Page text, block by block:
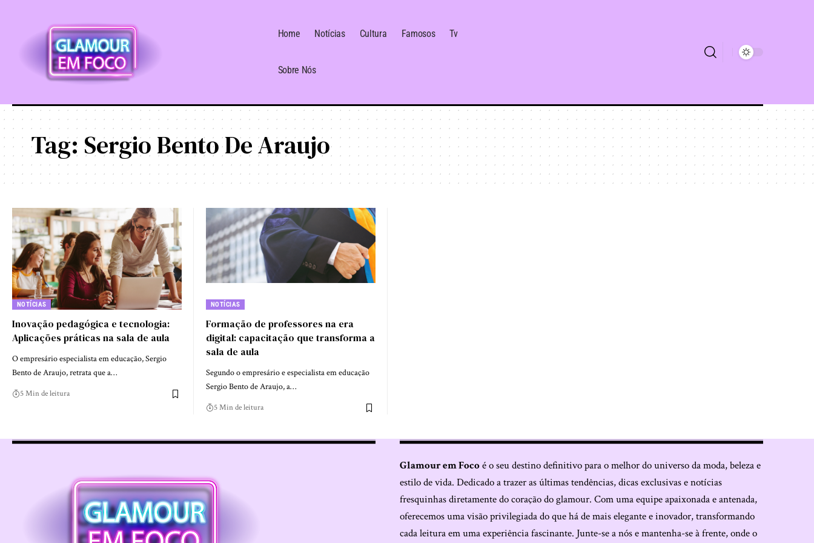
Home Notícias Cultura Famosos Tv
Sobre Nós
Tag: Sergio Bento De Araujo
NOTÍCIAS
Inovação pedagógica e tecnologia:
Aplicações práticas na sala de aula
O empresário especialista em educação, Sergio
Bento de Araujo, retrata que a…
5 Min de leitura
NOTÍCIAS
Formação de professores na era
digital: capacitação que transforma a
sala de aula
Segundo o empresário e especialista em educação
Sergio Bento de Araujo, a…
5 Min de leitura
Glamour em Focoé o seu destino definitivo para o melhor do universo da moda, beleza e
estilo de vida. Dedicado a trazer as últimas tendências, dicas exclusivas e notícias
fresquinhas diretamente do coração do glamour. Com uma equipe apaixonada e antenada,
oferecemos uma visão privilegiada do que há de mais elegante e inovador, transformando
cada leitura em uma experiência fascinante. Junte-se a nós e mantenha-se à frente, onde o